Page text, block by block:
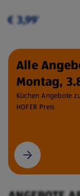
€ 3,99¹
Alle
Montag,
Küchen Angebote
HOFER Preis